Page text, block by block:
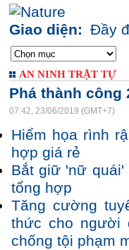
Giao diện: Đầy
AN NINH TRẬT TỰ
Phá thành công
07:42, 23/06/2019 (GMT+7)
Hiểm họa rình
hợp giá rẻ
Bắt giữ 'nữ quái'
tổng hợp
Tăng cường
thức cho người
chống tội phạm